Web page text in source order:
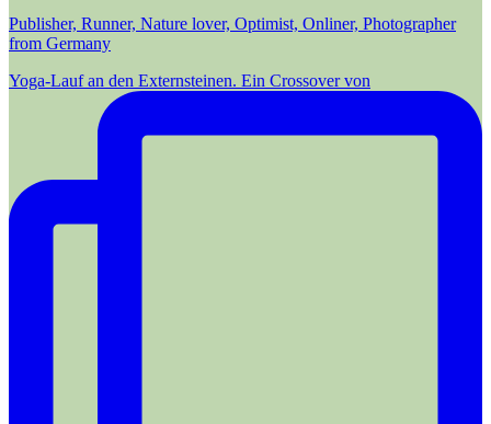
Publisher, Runner, Nature lover, Optimist, Onliner, Photographer
from Germany
Yoga-Lauf an den Externsteinen. Ein Crossover von